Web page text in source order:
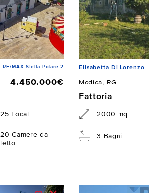
RE/MAX Stella Polare 2
4.450.000€
25 Locali
20 Camere da
letto
Elisabetta Di Lorenzo
Modica, RG
Fattoria
2000 mq
3 Bagni